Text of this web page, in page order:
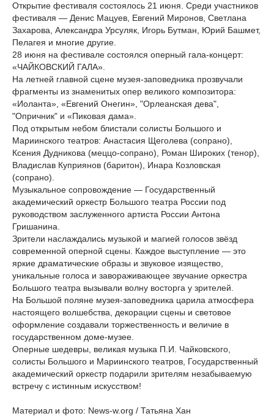
Открытие фестиваля состоялось 21 июня. Среди участников
фестиваля — Денис Мацуев, Евгений Миронов, Светлана
Захарова, Александра Урсуляк, Игорь Бутман, Юрий Башмет,
Пелагея и многие другие.
28 июня на фестивале состоялся оперный гала-концерт:
«ЧАЙКОВСКИЙ ГАЛА».
На летней главной сцене музея-заповедника прозвучали
фрагменты из знаменитых опер великого композитора:
«Иоланта», «Евгений Онегин», "Орлеанская дева",
"Опричник" и «Пиковая дама».
Под открытым небом блистали солисты Большого и
Мариинского театров: Анастасия Щеголева (сопрано),
Ксения Дудникова (меццо-сопрано), Роман Широких (тенор),
Владислав Куприянов (баритон), Инара Козловская
(сопрано).
Музыкальное сопровождение — Государственный
академический оркестр Большого театра России под
руководством заслуженного артиста России Антона
Гришанина.
Зрители наслаждались музыкой и магией голосов звёзд
современной оперной сцены. Каждое выступление — это
яркие драматические образы и звуковое изящество,
уникальные голоса и завораживающее звучание оркестра
Большого театра вызывали волну восторга у зрителей.
На Большой поляне музея-заповедника царила атмосфера
настоящего волшебства, декорации сцены и световое
оформление создавали торжественность и величие в
государственном доме-музее.
Оперные шедевры, великая музыка П.И. Чайковского,
солисты Большого и Мариинского театров, Государственный
академический оркестр подарили зрителям незабываемую
встречу с истинным искусством!
Материал и фото: News-w.org / Татьяна Хан